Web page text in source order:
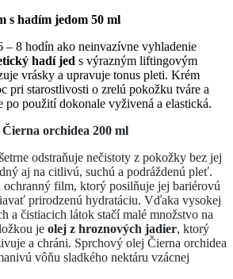
s hadím jedom 50 ml
– 8 hodín ako neinvazívne vyhladenie
hadí jed s výrazným liftingovým
vrásky a upravuje tonus pleti. Krém
pri starostlivosti o zrelú pokožku tváre a
po použití dokonale vyživená a elastická.
Čierna orchidea 200 ml
odstraňuje nečistoty z pokožky bez jej
aj na citlivú, suchú a podráždenú pleť.
ochranný film, ktorý posilňuje jej bariérovú
prirodzenú hydratáciu. Vďaka vysokej
a čistiacich látok stačí malé množstvo na
je olej z hroznových jadier, ktorý
a chráni. Sprchový olej Čierna orchidea
vôňu sladkého nektáru vzácnej